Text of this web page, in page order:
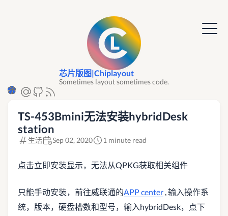
芯片版图|Chiplayout
Sometimes layout sometimes code.
TS-453Bmini无法安装hybridDesk
station
生活 Sep 02, 2020 1 minute read
点击立即安装显示，无法从QPKG获取相关组件
只能手动安装，前往威联通的APP center , 输入操作系
统，版本，硬盘槽数和型号，输入hybridDesk，点下